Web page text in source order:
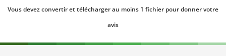
Vous devez convertir et télécharger au moins 1 fichier pour donner votre
avis